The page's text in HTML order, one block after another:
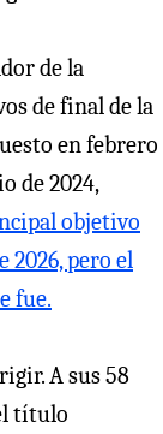
de la
de final de la
en febrero
de 2024,
objetivo
pero el
fue.
A sus 58
título